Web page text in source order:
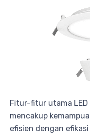
Fitur-fitur utama LED
mencakup
efisien dengan